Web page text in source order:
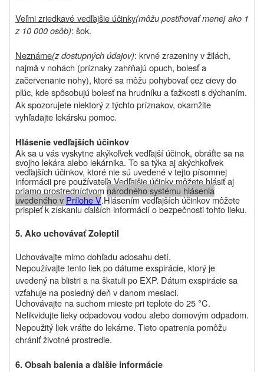
Veľmi zriedkavé vedľajšie účinky(môžu postihovať menej ako 1
z 10 000 osôb): šok.
Neznáme(z dostupných údajov): krvné zrazeniny v žilách,
najmä v nohách (príznaky zahŕňajú opuch, bolesť a
začervenanie nohy), ktoré sa môžu pohybovať cez cievy do
pľúc, kde spôsobujú bolesť na hrudníku a ťažkosti s dýchaním.
Ak spozorujete niektorý z týchto príznakov, okamžite
vyhľadajte lekársku pomoc.
Hlásenie vedľajších účinkov
Ak sa u vás vyskytne akýkoľvek vedľajší účinok, obráťte sa na
svojho lekára alebo lekárnika. To sa týka aj akýchkoľvek
vedľajších účinkov, ktoré nie sú uvedené v tejto písomnej
informácii pre používateľa.Vedľajšie účinky môžete hlásiť aj
priamo prostredníctvom národného systému hlásenia
uvedeného v Prílohe V.Hlásením vedľajších účinkov môžete
prispieť k získaniu ďalších informácií o bezpečnosti tohto lieku.
5. Ako uchovávať Zoleptil
Uchovávajte mimodohľadu adosahu detí.
Nepoužívajte tento liek po dátume exspirácie, ktorý je
uvedený na blistri a na škatuli po EXP. Dátum exspirácie sa
vzťahuje na posledný deň v danom mesiaci.
Uchovávajte na suchom mieste pri teplote do 25 °C.
Nelikvidujte lieky odpadovou vodou alebo domovým odpadom.
Nepoužitý liek vráťte do lekárne. Tieto opatrenia pomôžu
chrániť životné prostredie.
6. Obsah balenia a ďalšie informácie